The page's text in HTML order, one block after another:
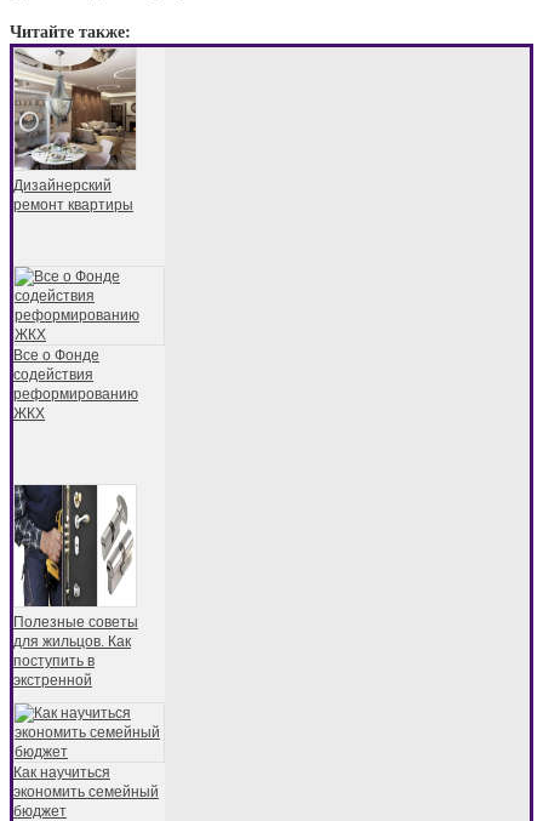
Читайте также:
Дизайнерский
ремонт квартиры
Все о Фонде
содействия
реформированию
ЖКХ
Полезные советы
для жильцов. Как
поступить в
экстренной
Как научиться
экономить семейный
бюджет